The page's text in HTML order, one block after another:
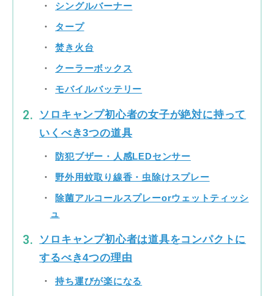
シングルバーナー
タープ
焚き火台
クーラーボックス
モバイルバッテリー
ソロキャンプ初心者の女子が絶対に持って
いくべき3つの道具
防犯ブザー・人感LEDセンサー
野外用蚊取り線香・虫除けスプレー
除菌アルコールスプレーorウェットティッシ
ュ
ソロキャンプ初心者は道具をコンパクトに
するべき4つの理由
持ち運びが楽になる